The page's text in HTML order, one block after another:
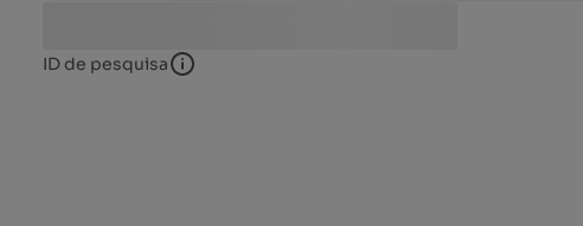
ID de pesquisa ID de pesquisa